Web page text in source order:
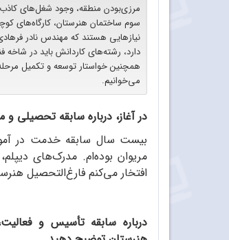
مرزی‌بودن منطقه، وجود شغل‌های کاذب
سوم ساختمان هنرستان، کارگاه‌های
نیازهایی هستند که مهندس نادر
دارد، رشته‌های کاردانش باید در شاخه
همچنین خواستار توسعه و تکمیل
می‌خوانیم.
در آغاز، درباره سابقه تحصیلی
مریوان بوده‌ام. مدرک‌های
افتخار می‌کنم فارغ‌التحصیل
درباره سابقه تأسیس و